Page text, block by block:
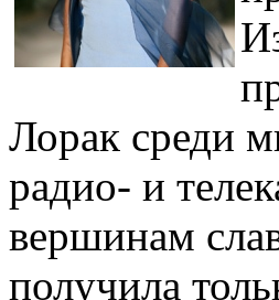
Лорак среди
радио- и
вершинам
получила